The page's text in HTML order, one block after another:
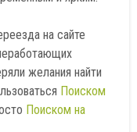
на сайте
желания найти
Поиском
Поиском на